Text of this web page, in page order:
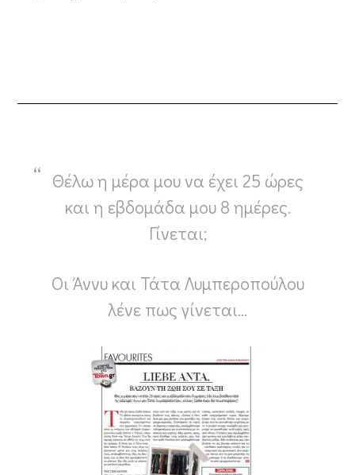
Θέλω η μέρα μου να έχει 25 ώρες
και η εβδομάδα μου 8 ημέρες.
Γίνεται;
Οι Άννυ και Τάτα Λυμπεροπούλου
λένε πως γίνεται…